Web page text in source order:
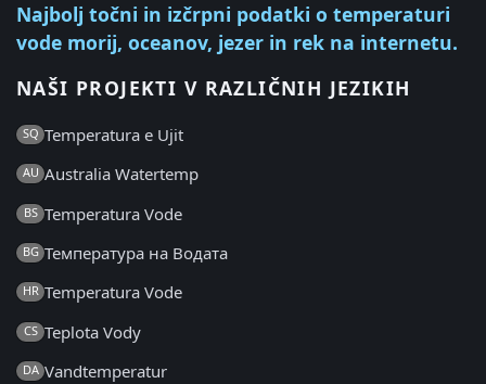
Najbolj točni in izčrpni podatki o temperaturi
vode morij, oceanov, jezer in rek na internetu.
NAŠI PROJEKTI V RAZLIČNIH JEZIKIH
SQ Temperatura e Ujit
AU Australia Watertemp
BS Temperatura Vode
BG Температура на Водата
HR Temperatura Vode
CS Teplota Vody
DA Vandtemperatur